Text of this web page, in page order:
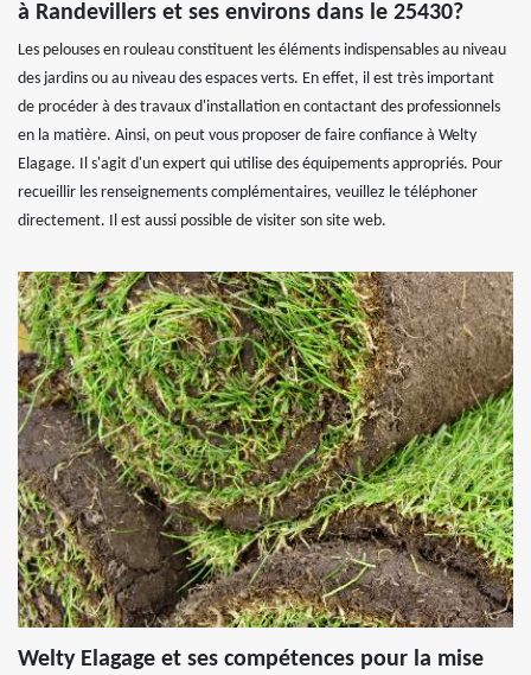
à Randevillers et ses environs dans le 25430?
Les pelouses en rouleau constituent les éléments indispensables au niveau
des jardins ou au niveau des espaces verts. En effet, il est très important
de procéder à des travaux d'installation en contactant des professionnels
en la matière. Ainsi, on peut vous proposer de faire confiance à Welty
Elagage. Il s'agit d'un expert qui utilise des équipements appropriés. Pour
recueillir les renseignements complémentaires, veuillez le téléphoner
directement. Il est aussi possible de visiter son site web.
Welty Elagage et ses compétences pour la mise